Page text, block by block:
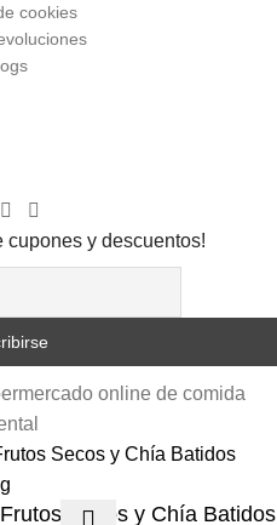
cookies
cupones y descuentos!
online de comida
Secos y Chía Batidos